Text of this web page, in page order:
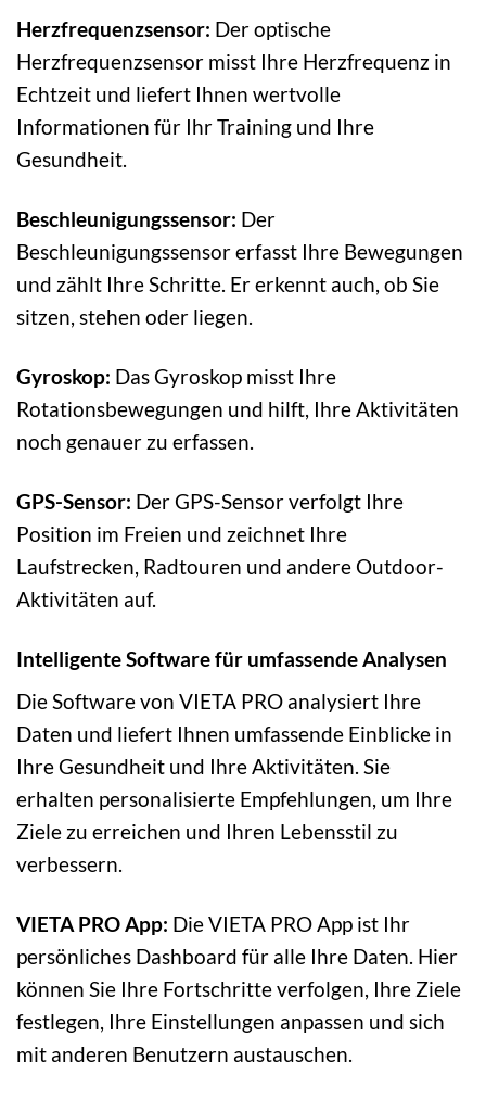
Herzfrequenzsensor: Der optische
Herzfrequenzsensor misst Ihre Herzfrequenz in
Echtzeit und liefert Ihnen wertvolle
Informationen für Ihr Training und Ihre
Gesundheit.
Beschleunigungssensor: Der
Beschleunigungssensor erfasst Ihre Bewegungen
und zählt Ihre Schritte. Er erkennt auch, ob Sie
sitzen, stehen oder liegen.
Gyroskop: Das Gyroskop misst Ihre
Rotationsbewegungen und hilft, Ihre Aktivitäten
noch genauer zu erfassen.
GPS-Sensor: Der GPS-Sensor verfolgt Ihre
Position im Freien und zeichnet Ihre
Laufstrecken, Radtouren und andere Outdoor-
Aktivitäten auf.
Intelligente Software für umfassende Analysen
Die Software von VIETA PRO analysiert Ihre
Daten und liefert Ihnen umfassende Einblicke in
Ihre Gesundheit und Ihre Aktivitäten. Sie
erhalten personalisierte Empfehlungen, um Ihre
Ziele zu erreichen und Ihren Lebensstil zu
verbessern.
VIETA PRO App: Die VIETA PRO App ist Ihr
persönliches Dashboard für alle Ihre Daten. Hier
können Sie Ihre Fortschritte verfolgen, Ihre Ziele
festlegen, Ihre Einstellungen anpassen und sich
mit anderen Benutzern austauschen.